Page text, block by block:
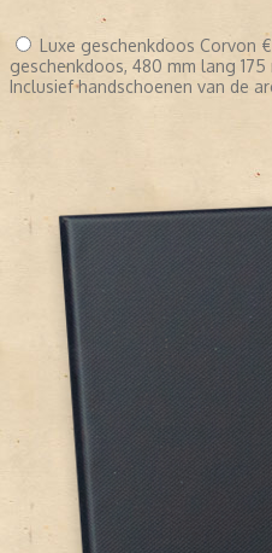
Luxe geschenkdoos Corvon
geschenkdoos, 480 mm lang
Inclusief handschoenen van de